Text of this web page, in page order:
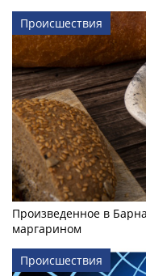
Происшествия
Произведенное в
маргарином
Происшествия